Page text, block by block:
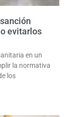
evitarlos
en un
la normativa
los